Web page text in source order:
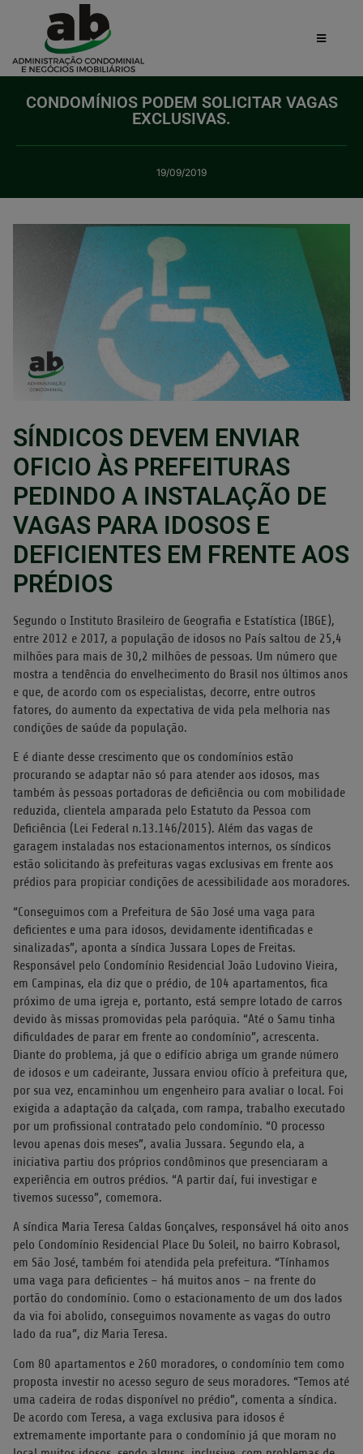
CONDOMÍNIOS PODEM SOLICITAR VAGAS
EXCLUSIVAS.
19/09/2019
SÍNDICOS DEVEM ENVIAR
OFICIO ÀS PREFEITURAS
PEDINDO A INSTALAÇÃO DE
VAGAS PARA IDOSOS E
DEFICIENTES EM FRENTE AOS
PRÉDIOS
Segundo o Instituto Brasileiro de Geografia e Estatística (IBGE),
entre 2012 e 2017, a população de idosos no País saltou de 25,4
milhões para mais de 30,2 milhões de pessoas. Um número que
mostra a tendência do envelhecimento do Brasil nos últimos anos
e que, de acordo com os especialistas, decorre, entre outros
fatores, do aumento da expectativa de vida pela melhoria nas
condições de saúde da população.
E é diante desse crescimento que os condomínios estão
procurando se adaptar não só para atender aos idosos, mas
também às pessoas portadoras de deficiência ou com mobilidade
reduzida, clientela amparada pelo Estatuto da Pessoa com
Deficiência (Lei Federal n.13.146/2015). Além das vagas de
garagem instaladas nos estacionamentos internos, os síndicos
estão solicitando às prefeituras vagas exclusivas em frente aos
prédios para propiciar condições de acessibilidade aos moradores.
“Conseguimos com a Prefeitura de São José uma vaga para
deficientes e uma para idosos, devidamente identificadas e
sinalizadas”, aponta a síndica Jussara Lopes de Freitas.
Responsável pelo Condomínio Residencial João Ludovino Vieira,
em Campinas, ela diz que o prédio, de 104 apartamentos, fica
próximo de uma igreja e, portanto, está sempre lotado de carros
devido às missas promovidas pela paróquia. “Até o Samu tinha
dificuldades de parar em frente ao condomínio”, acrescenta.
Diante do problema, já que o edifício abriga um grande número
de idosos e um cadeirante, Jussara enviou ofício à prefeitura que,
por sua vez, encaminhou um engenheiro para avaliar o local. Foi
exigida a adaptação da calçada, com rampa, trabalho executado
por um profissional contratado pelo condomínio. “O processo
levou apenas dois meses”, avalia Jussara. Segundo ela, a
iniciativa partiu dos próprios condôminos que presenciaram a
experiência em outros prédios. “A partir daí, fui investigar e
tivemos sucesso”, comemora.
A síndica Maria Teresa Caldas Gonçalves, responsável há oito anos
pelo Condomínio Residencial Place Du Soleil, no bairro Kobrasol,
em São José, também foi atendida pela prefeitura. “Tínhamos
uma vaga para deficientes – há muitos anos – na frente do
portão do condomínio. Como o estacionamento de um dos lados
da via foi abolido, conseguimos novamente as vagas do outro
lado da rua”, diz Maria Teresa.
Com 80 apartamentos e 260 moradores, o condomínio tem como
proposta investir no acesso seguro de seus moradores. “Temos até
uma cadeira de rodas disponível no prédio”, comenta a síndica.
De acordo com Teresa, a vaga exclusiva para idosos é
extremamente importante para o condomínio já que moram no